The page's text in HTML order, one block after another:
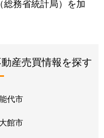
総務省統計局）を加
産売買情報を探す
代市
大館市